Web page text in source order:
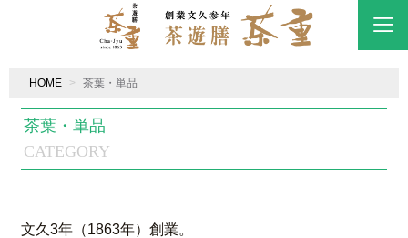
HOME 茶葉・単品
CATEGORY
茶葉・単品
文久3年（1863年）創業。